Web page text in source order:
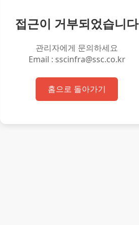
접근이 거부되었습니다
관리자에게 문의하세요
Email : sscinfra@ssc.co.kr
홈으로 돌아가기